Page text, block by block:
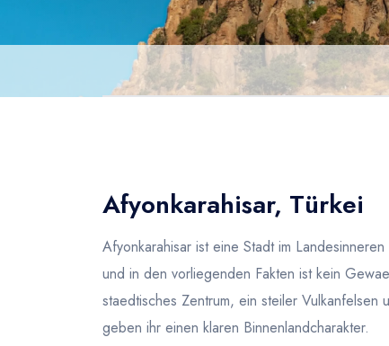
Afyonkarahisar, Türkei
Afyonkarahisar ist eine Stadt im
und in den vorliegenden Fakten ist kein
staedtisches Zentrum, ein steiler
geben ihr einen klaren Binnenlandcharakter.